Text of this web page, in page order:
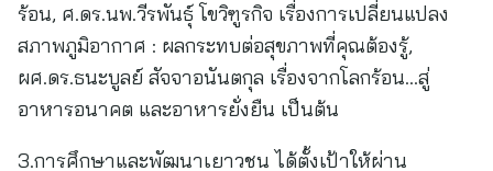
ร้อน, ศ.ดร.นพ.วีรพันธุ์ โขวิฑูรกิจ เรื่องการเปลี่ยนแปลง
สภาพภูมิอากาศ : ผลกระทบต่อสุขภาพที่คุณต้องรู้,
ผศ.ดร.ธนะบูลย์ สัจจาอนันตกุล เรื่องจากโลกร้อน…สู่
อาหารอนาคต และอาหารยั่งยืน เป็นต้น
3.การศึกษาและพัฒนาเยาวชน ได้ตั้งเป้าให้ผ่าน